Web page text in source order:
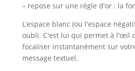
– repose sur une règle d'or : la
L’espace blanc (ou l'espace
oubli. C'est lui qui permet à l'œil
focaliser instantanément sur
message textuel.